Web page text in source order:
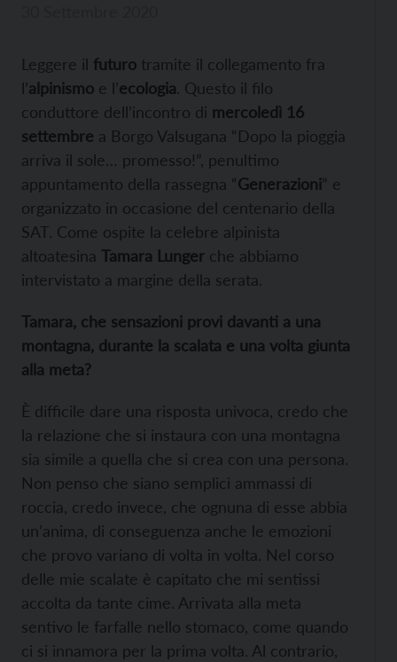
L eggere il futuro tramite il collegamento fra
l’alpinismo e l’ecologia. Questo il filo
conduttore dell’incontro di mercoledì 16
settembre a Borgo Valsugana “Dopo la pioggia
arriva il sole… promesso!”, penultimo
appuntamento della rassegna “Generazioni” e
organizzato in occasione del centenario della
SAT. Come ospite la celebre alpinista
altoatesina Tamara Lunger che abbiamo
intervistato a margine della serata.
Tamara, che sensazioni provi davanti a una
montagna, durante la scalata e una volta giunta
alla meta?
È difficile dare una risposta univoca, credo che
la relazione che si instaura con una montagna
sia simile a quella che si crea con una persona.
Non penso che siano semplici ammassi di
roccia, credo invece, che ognuna di esse abbia
un’anima, di conseguenza anche le emozioni
che provo variano di volta in volta. Nel corso
delle mie scalate è capitato che mi sentissi
accolta da tante cime. Arrivata alla meta
sentivo le farfalle nello stomaco, come quando
ci si innamora per la prima volta. Al contrario,